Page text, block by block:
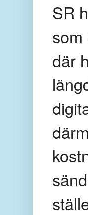
SR
som
där